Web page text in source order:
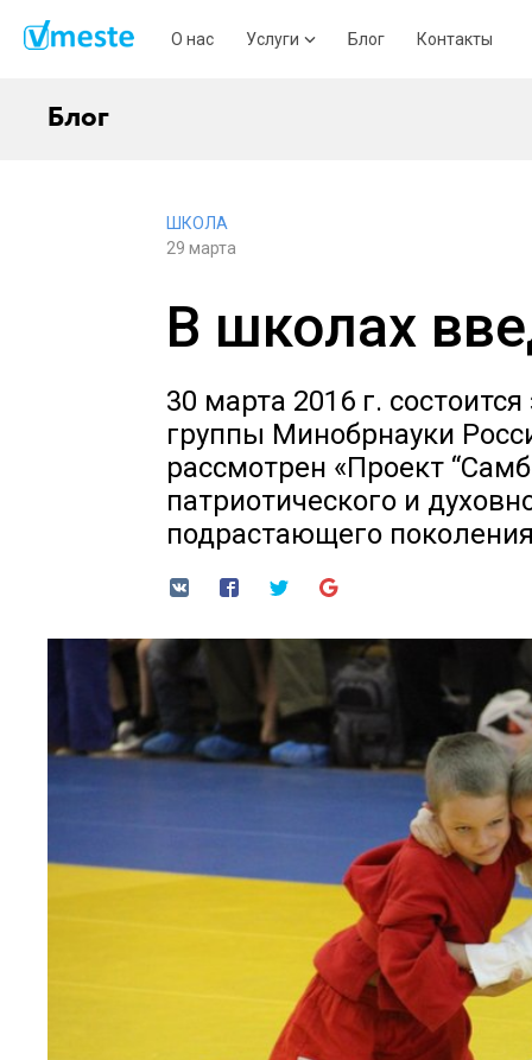
О нас Услуги Блог Контакты
Блог
ШКОЛА
29 марта
В школах
30 марта 2016 г.
группы Минобрнауки
рассмотрен «Проект
патриотического и
подрастающего